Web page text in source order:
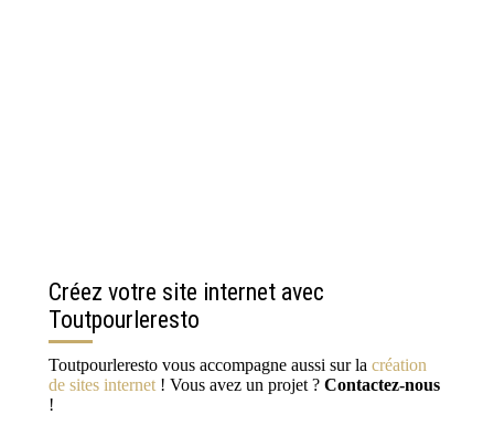
Créez votre site internet avec
Toutpourleresto
Toutpourleresto vous accompagne aussi sur la création
de sites internet ! Vous avez un projet ? Contactez-nous
!